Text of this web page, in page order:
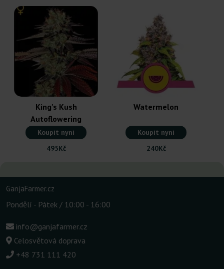
King's Kush
Autoflowering
Koupit nyní
495Kč
Watermelon
Koupit nyní
240Kč
GanjaFarmer.cz
Pondělí - Pátek / 10:00 - 16:00
info@ganjafarmer.cz
Celosvětová doprava
+48 731 111 420